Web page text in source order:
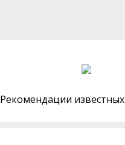
Рекомендации